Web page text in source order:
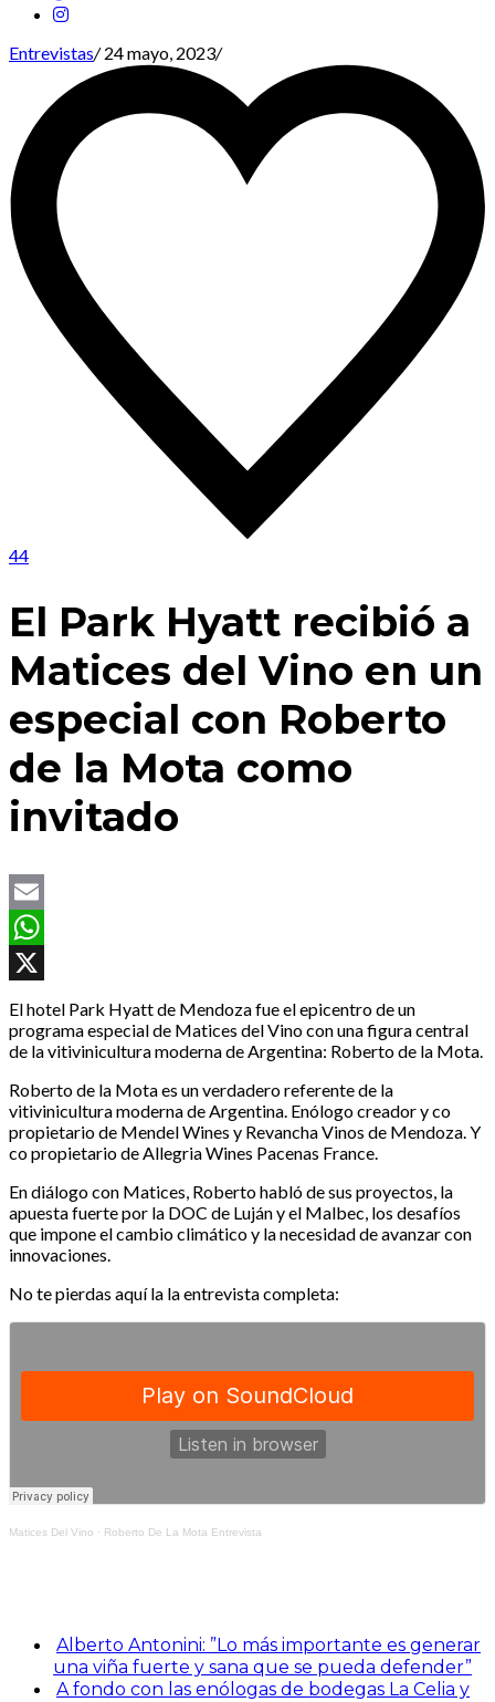
Entrevistas/24 mayo, 2023/
44
El Park Hyatt recibió a
Matices del Vino en un
especial con Roberto
de la Mota como
invitado
Email
WhatsApp
El hotel Park Hyatt de Mendoza fue el epicentro de un
programa especial de Matices del Vino con una figura central
de la vitivinicultura moderna de Argentina: Roberto de la Mota.
Roberto de la Mota es un verdadero referente de la
vitivinicultura moderna de Argentina. Enólogo creador y co
propietario de Mendel Wines y Revancha Vinos de Mendoza. Y
co propietario de Allegria Wines Pacenas France.
En diálogo con Matices, Roberto habló de sus proyectos, la
apuesta fuerte por la DOC de Luján y el Malbec, los desafíos
que impone el cambio climático y la necesidad de avanzar con
innovaciones.
No te pierdas aquí la la entrevista completa:
Matices Del Vino · Roberto De La Mota Entrevista
Alberto Antonini: ”Lo más importante es generar
una viña fuerte y sana que se pueda defender”
A fondo con las enólogas de bodegas La Celia y